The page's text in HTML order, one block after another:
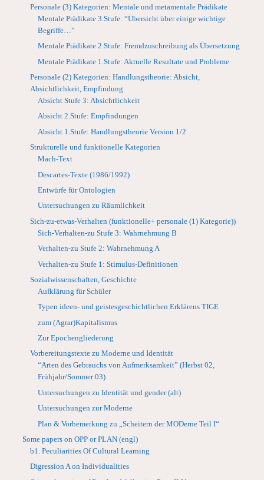
Personale (3) Kategorien: Mentale und metamentale Prädikate
Mentale Prädikate 3.Stufe: “Übersicht über einige wichtige
Begriffe…”
Mentale Prädikate 2.Stufe: Fremdzuschreibung als Übersetzung
Mentale Prädikate 1.Stufe: Aktuelle Resultate und Probleme
Personale (2) Kategorien: Handlungstheorie: Absicht,
Absichtlichkeit, Empfindung
Absicht Stufe 3: Absichtlichkeit
Absicht 2.Stufe: Empfindungen
Absicht 1.Stufe: Handlungstheorie Version 1/2
Strukturelle und funktionelle Kategorien
Mach-Text
Descartes-Texte (1986/1992)
Entwürfe für Ontologien
Untersuchungen zu Räumlichkeit
Sich-zu-etwas-Verhalten (funktionelle+ personale (1) Kategorie))
Sich-Verhalten-zu Stufe 3: Wahrnehmung B
Verhalten-zu Stufe 2: Wahrnehmung A
Verhalten-zu Stufe 1: Stimulus-Definitionen
Sozialwissenschaften, Geschichte
Aufklärung für Schüler
Typen ideen- und geistesgeschichtlichen Erklärens TIGE
zum (Agrar)Kapitalismus
Zur Epochengliederung
Vorbereitungstexte zu Moderne und Identität
“Arten des Gebrauchs von Aufmerksamkeit” (Herbst 02,
Frühjahr/Sommer 03)
Untersuchungen zu Identität und gender (alt)
Untersuchungen zur Moderne
Plan & Vorbemerkung zu „Scheitern der MODerne Teil I“
Some papers on OPP or PLAN (engl)
b1. Peculiarities Of Cultural Learning
Digression A on Individualities